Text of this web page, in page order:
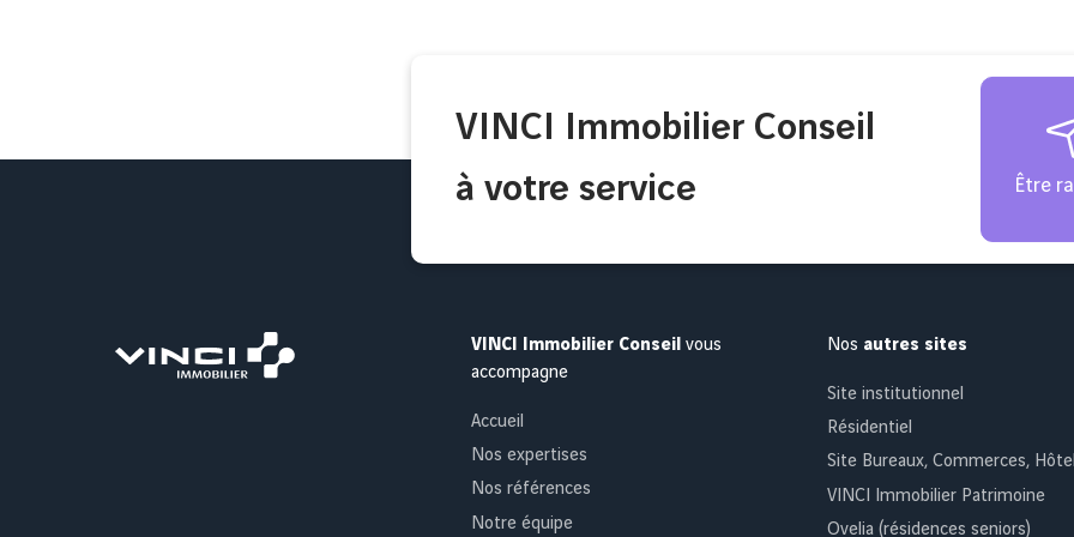
VINCI Immobilier Conseil
à votre service
Être
VINCI Immobilier Conseil vous
accompagne
Accueil
Nos expertises
Nos références
Notre équipe
Nos autres sites
Site institutionnel
Résidentiel
Site Bureaux, Commerces,
VINCI Immobilier Patrimoine
Ovelia (résidences seniors)